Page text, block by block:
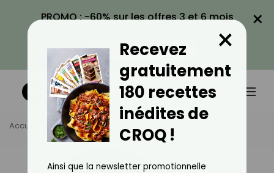
PROMO : -60% sur les offres 3 et 6 mois
VOIR LA PROMO
×
Accueil Services Img Confirmation
Recevez
gratuitement
180 recettes
inédites de
CROQ !
×
Ainsi que la newsletter promotionnelle